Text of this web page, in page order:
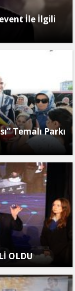
İle İlgili
Temalı Parkı
OLDU